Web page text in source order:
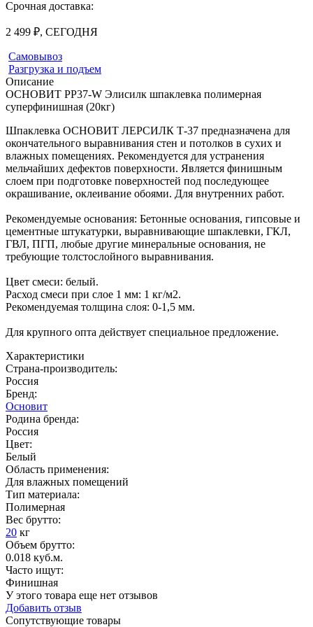
Срочная доставка:
2 499 ₽, СЕГОДНЯ
Самовывоз
Разгрузка и подъем
Описание
ОСНОВИТ PP37-W Элисилк шпаклевка полимерная
суперфинишная (20кг)
Шпаклевка ОСНОВИТ ЛЕРСИЛК Т-37 предназначена для
окончательного выравнивания стен и потолков в сухих и
влажных помещениях. Рекомендуется для устранения
мельчайших дефектов поверхности. Является финишным
слоем при подготовке поверхностей под последующее
окрашивание, оклеивание обоями. Для внутренних работ.
Рекомендуемые основания: Бетонные основания, гипсовые и
цементные штукатурки, выравнивающие шпаклевки, ГКЛ,
ГВЛ, ПГП, любые другие минеральные основания, не
требующие толстослойного выравнивания.
Цвет смеси: белый.
Расход смеси при слое 1 мм: 1 кг/м2.
Рекомендуемая толщина слоя: 0-1,5 мм.
Для крупного опта действует специальное предложение.
Характеристики
Страна-производитель:
Россия
Бренд:
Основит
Родина бренда:
Россия
Цвет:
Белый
Область применения:
Для влажных помещений
Тип материала:
Полимерная
Вес брутто:
20 кг
Объем брутто:
0.018 куб.м.
Часто ищут:
Финишная
У этого товара еще нет отзывов
Добавить отзыв
Сопутствующие товары